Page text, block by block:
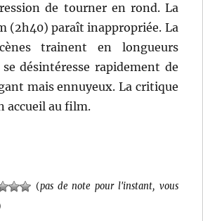
de tourner en rond. La
(2h40) paraît inappropriée. La
trainent en longueurs
désintéresse rapidement de
mais ennuyeux. La critique
accueil au film.
(pas de note pour l'instant, vous